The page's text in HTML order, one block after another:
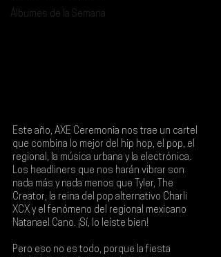
Álbumes de la Semana
Este año, AXE Ceremonia nos trae un cartel
que combina lo mejor del hip hop, el pop, el
regional, la música urbana y la electrónica.
Los headliners que nos harán vibrar son
nada más y nada menos que Tyler, The
Creator, la reina del pop alternativo Charli
XCX y el fenómeno del regional mexicano
Natanael Cano. ¡Sí, lo leíste bien!
Pero eso no es todo, porque la fiesta